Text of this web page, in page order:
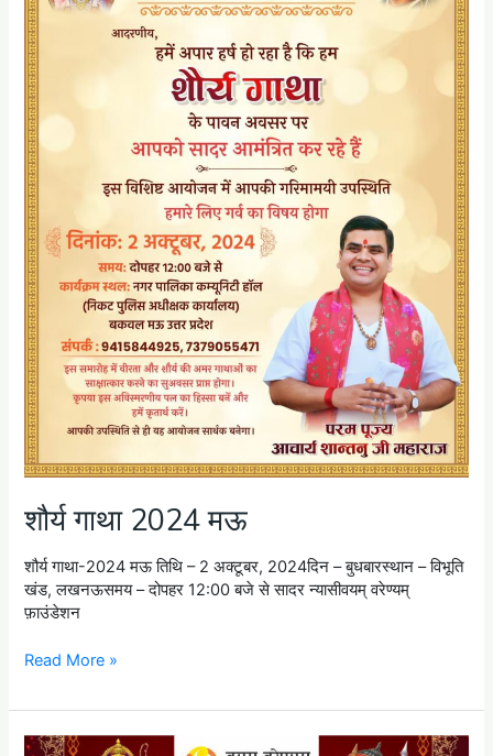
शौर्य गाथा 2024 मऊ
शौर्य गाथा-2024 मऊ तिथि – 2 अक्टूबर, 2024दिन – बुधबारस्थान – विभूति
खंड, लखनऊसमय – दोपहर 12:00 बजे से सादर न्यासीवयम् वरेण्यम्
फ़ाउंडेशन
Read More »
शौर्य